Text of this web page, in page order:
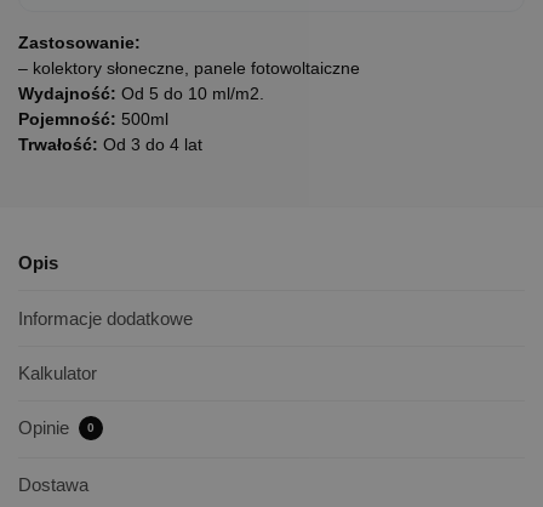
Zastosowanie:
– kolektory słoneczne, panele fotowoltaiczne
Wydajność: Od 5 do 10 ml/m2.
Pojemność: 500ml
Trwałość: Od 3 do 4 lat
Opis
Informacje dodatkowe
Kalkulator
Opinie 0
Dostawa